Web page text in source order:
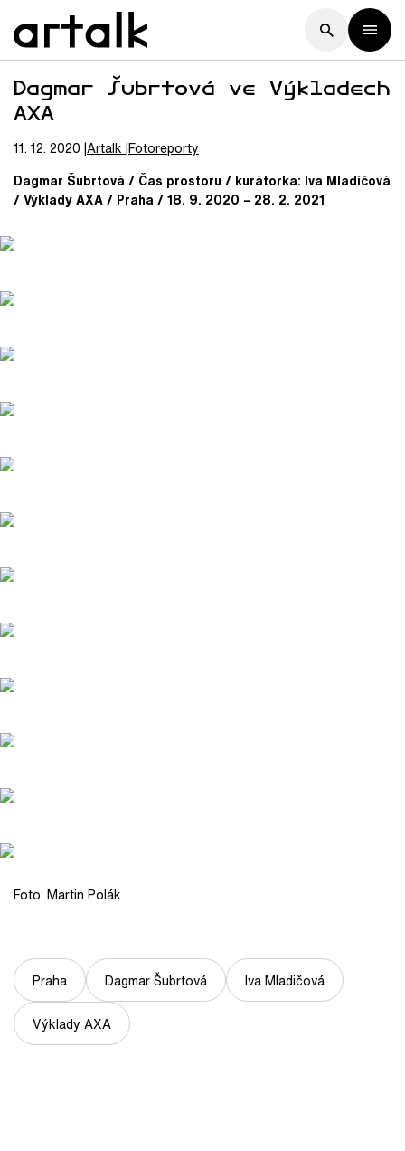
Dagmar Šubrtová ve Výkladech
AXA
11. 12. 2020 Artalk Fotoreporty
Dagmar Šubrtová / Čas prostoru / kurátorka: Iva Mladičová
/ Výklady AXA / Praha / 18. 9. 2020 – 28. 2. 2021
Foto: Martin Polák
Praha Dagmar Šubrtová Iva Mladičová
Výklady AXA